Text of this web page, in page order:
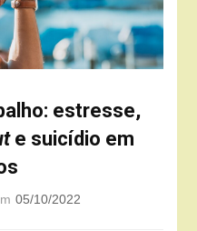
estresse,
e suicídio em
05/10/2022